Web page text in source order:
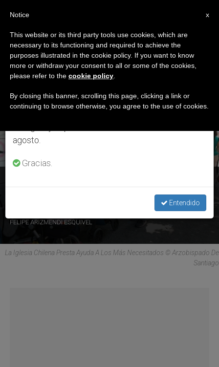
ETIQUETA
Posts Tagged ‘entorno’
ÚLTIMAS NOTICIAS
FELIPE ARIZMENDI ESQUIVEL
La Iglesia Chilena Presta Ayuda A Los Más Necesitados © Arzobispado De
Santiago
×
Aviso importante
Del 27 de julio al 7 de agosto haremos la pausa
anual, aprovechando que en el periodo de verano
se generan menos informaciones y también el
agosto.
Gracias.
Entendido
x
Notice
This website or its third party tools use cookies, which are
necessary to its functioning and required to achieve the
purposes illustrated in the cookie policy. If you want to know
more or withdraw your consent to all or some of the cookies,
please refer to the cookie policy
By closing this banner, scrolling this page, clicking a link or
continuing to browse otherwise, you agree to the use of cookies.